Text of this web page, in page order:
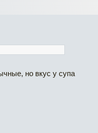
но вкус у супа